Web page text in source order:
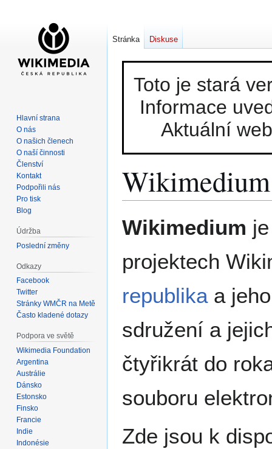
Toto je stará
Informace
Aktuální
Wikimedium
na
na
Wikimedium
projektech
republikaa
sdružení a
čtyřikrát do
souboru
Zde jsou k
Stránka Diskuse
Hlavní strana
O nás
O našich členech
O naší činnosti
Členství
Kontakt
Podpořili nás
Pro tisk
Blog
Údržba
Poslední změny
Odkazy
Facebook
Twitter
Stránky WMČR na Metě
Často kladené dotazy
Podpora ve světě
Wikimedia Foundation
Argentina
Austrálie
Dánsko
Estonsko
Finsko
Francie
Indie
Indonésie